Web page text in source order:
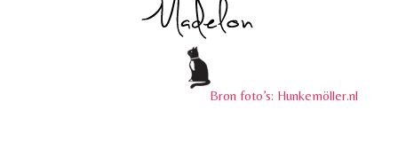
Bron foto’s: Hunkemöller.nl